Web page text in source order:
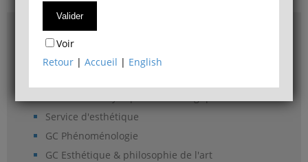
Accès & plans
Bibliothèque du Département de philosophie
Service d'esthétique
GC Phénoménologie
GC Esthétique & philosophie de l'art
Voir
Retour |Accueil | English